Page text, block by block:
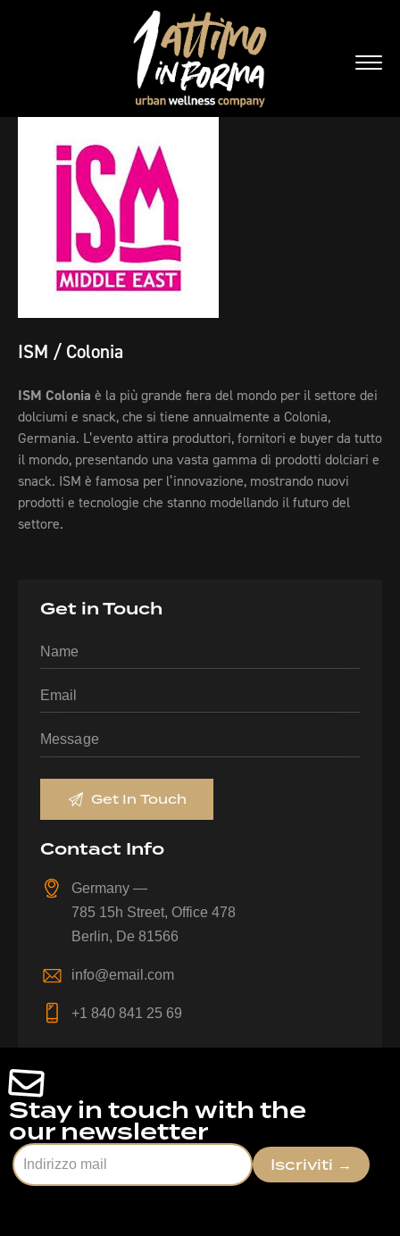
ISM / Colonia
ISM Colonia è la più grande fiera del mondo per il settore dei
dolciumi e snack, che si tiene annualmente a Colonia,
Germania. L’evento attira produttori, fornitori e buyer da tutto
il mondo, presentando una vasta gamma di prodotti dolciari e
snack. ISM è famosa per l’innovazione, mostrando nuovi
prodotti e tecnologie che stanno modellando il futuro del
settore.
Get in Touch
Contact Info
Germany —
785 15h Street, Office 478
Berlin, De 81566
info@email.com
+1 840 841 25 69
Stay in touch with the
our newsletter
Iscriviti →